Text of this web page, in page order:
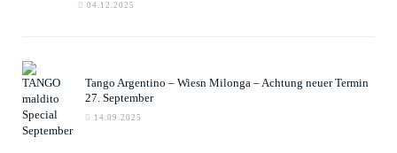
04.12.2025
Tango Argentino – Wiesn Milonga – Achtung neuer Termin
27. September
14.09.2025